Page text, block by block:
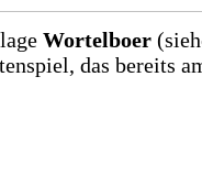
Wortelboer
das bereits